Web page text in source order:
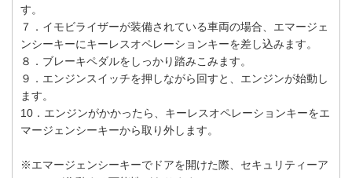
す。
７．イモビライザーが装備されている車両の場合、エマージェ
ンシーキーにキーレスオペレーションキーを差し込みます。
８．ブレーキペダルをしっかり踏みこみます。
９．エンジンスイッチを押しながら回すと、エンジンが始動し
ます。
10．エンジンがかかったら、キーレスオペレーションキーをエ
マージェンシーキーから取り外します。
※エマージェンシーキーでドアを開けた際、セキュリティーア